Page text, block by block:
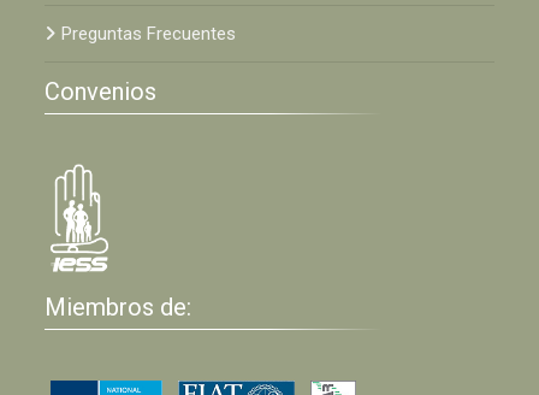
Preguntas Frecuentes
Convenios
Miembros de: